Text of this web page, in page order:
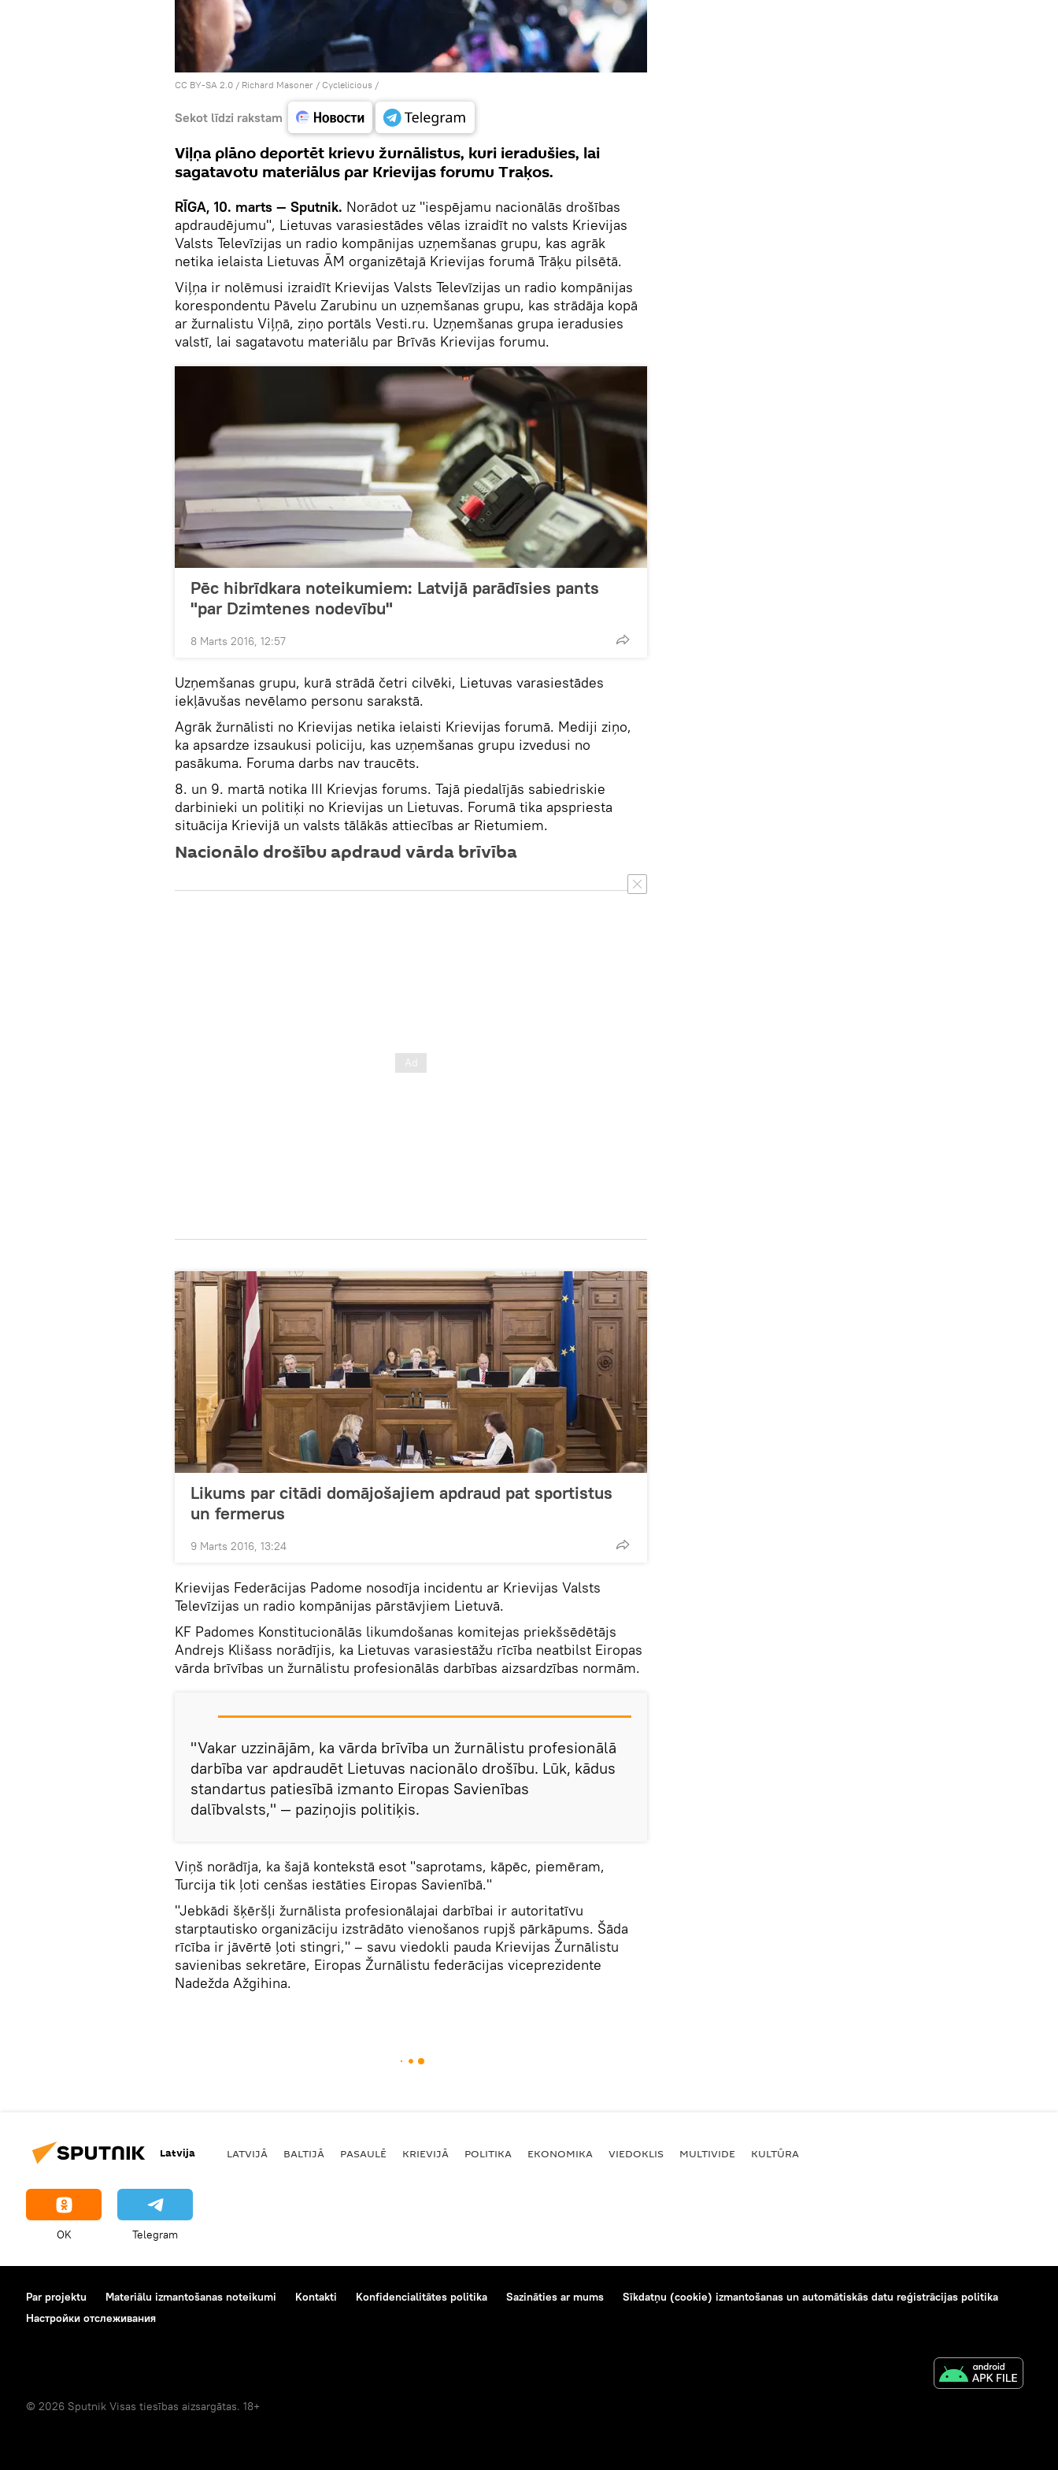
CC BY-SA 2.0 / Richard Masoner / Cyclelicious /
Sekot līdzi rakstam
Viļņa plāno deportēt krievu žurnālistus, kuri ieradušies, lai
sagatavotu materiālus par Krievijas forumu Traķos.
RĪGA, 10. marts — Sputnik. Norādot uz "iespējamu nacionālās drošības
apdraudējumu", Lietuvas varasiestādes vēlas izraidīt no valsts Krievijas
Valsts Televīzijas un radio kompānijas uzņemšanas grupu, kas agrāk
netika ielaista Lietuvas ĀM organizētajā Krievijas forumā Trāķu pilsētā.
Viļņa ir nolēmusi izraidīt Krievijas Valsts Televīzijas un radio kompānijas
korespondentu Pāvelu Zarubinu un uzņemšanas grupu, kas strādāja kopā
ar žurnalistu Viļņā, ziņo portāls Vesti.ru. Uzņemšanas grupa ieradusies
valstī, lai sagatavotu materiālu par Brīvās Krievijas forumu.
Pēc hibrīdkara noteikumiem: Latvijā parādīsies pants
"par Dzimtenes nodevību"
8 Marts 2016, 12:57
Uzņemšanas grupu, kurā strādā četri cilvēki, Lietuvas varasiestādes
iekļāvušas nevēlamo personu sarakstā.
Agrāk žurnālisti no Krievijas netika ielaisti Krievijas forumā. Mediji ziņo,
ka apsardze izsaukusi policiju, kas uzņemšanas grupu izvedusi no
pasākuma. Foruma darbs nav traucēts.
8. un 9. martā notika III Krievjas forums. Tajā piedalījās sabiedriskie
darbinieki un politiķi no Krievijas un Lietuvas. Forumā tika apspriesta
situācija Krievijā un valsts tālākās attiecības ar Rietumiem.
Nacionālo drošību apdraud vārda brīvība
Likums par citādi domājošajiem apdraud pat sportistus
un fermerus
9 Marts 2016, 13:24
Krievijas Federācijas Padome nosodīja incidentu ar Krievijas Valsts
Televīzijas un radio kompānijas pārstāvjiem Lietuvā.
KF Padomes Konstitucionālās likumdošanas komitejas priekšsēdētājs
Andrejs Klišass norādījis, ka Lietuvas varasiestāžu rīcība neatbilst Eiropas
vārda brīvības un žurnālistu profesionālās darbības aizsardzības normām.
"Vakar uzzinājām, ka vārda brīvība un žurnālistu profesionālā
darbība var apdraudēt Lietuvas nacionālo drošību. Lūk, kādus
standartus patiesībā izmanto Eiropas Savienības
dalībvalsts," — paziņojis politiķis.
Viņš norādīja, ka šajā kontekstā esot "saprotams, kāpēc, piemēram,
Turcija tik ļoti cenšas iestāties Eiropas Savienībā."
"Jebkādi šķēršļi žurnālista profesionālajai darbībai ir autoritatīvu
starptautisko organizāciju izstrādāto vienošanos rupjš pārkāpums. Šāda
rīcība ir jāvērtē ļoti stingri," – savu viedokli pauda Krievijas Žurnālistu
savienibas sekretāre, Eiropas Žurnālistu federācijas viceprezidente
Nadežda Ažgihina.
Latvija LATVIJĀ BALTIJĀ PASAULĒ KRIEVIJĀ POLITIKA EKONOMIKA VIEDOKLIS MULTIVIDE KULTŪRA
OK Telegram
Par projektu Materiālu izmantošanas noteikumi Kontakti Konfidencialitātes politika Sazināties ar mums
Sīkdatņu (cookie) izmantošanas un automātiskās datu reģistrācijas politika
Настройки отслеживания
© 2026 Sputnik Visas tiesības aizsargātas. 18+